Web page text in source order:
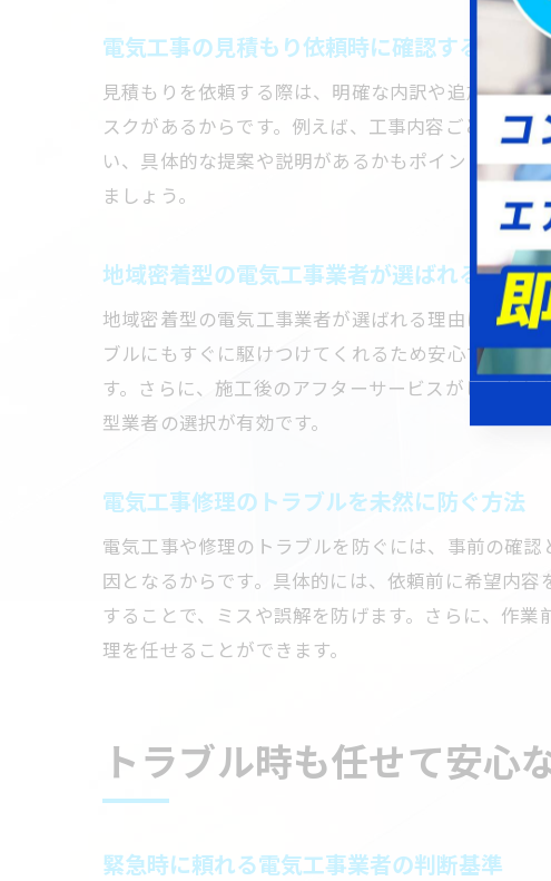
電気工事の見積もり依頼時に確認する点
見積もりを依頼する際は、明確な内訳や追加費用
スクがあるからです。例えば、工事内容ごとの金
い、具体的な提案や説明があるかもポイントです
ましょう。
地域密着型の電気工事業者が選ばれる理由
地域密着型の電気工事業者が選ばれる理由は、迅
ブルにもすぐに駆けつけてくれるため安心です。
す。さらに、施工後のアフターサービスがしっか
型業者の選択が有効です。
電気工事修理のトラブルを未然に防ぐ方法
電気工事や修理のトラブルを防ぐには、事前の確
因となるからです。具体的には、依頼前に希望内
することで、ミスや誤解を防げます。さらに、作
理を任せることができます。
トラブル時も任せて安心
緊急時に頼れる電気工事業者の判断基準